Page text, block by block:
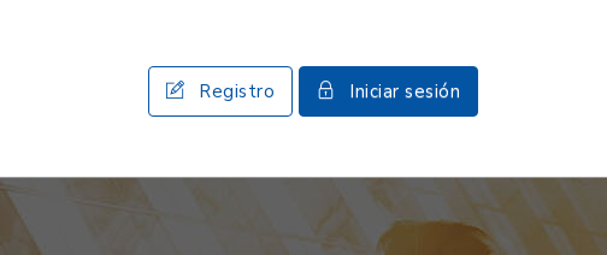
Registro Iniciar sesión